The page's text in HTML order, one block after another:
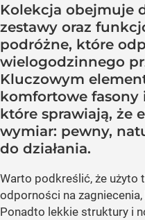
Kolekcja obejmuje
zestawy oraz
podróżne, które
wielogodzinnego
Kluczowym
komfortowe fasony
które sprawiają, że
wymiar: pewny,
do działania.
Warto podkreślić, że użyto
odporności na
Ponadto lekkie struktury i